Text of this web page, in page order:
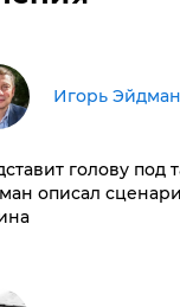
Игорь Эйдман
голову под
описал